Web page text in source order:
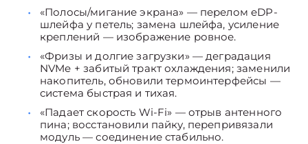
«Полосы/мигание экрана» — перелом eDP-
шлейфа у петель; замена шлейфа, усиление
креплений — изображение ровное.
«Фризы и долгие загрузки» — деградация
NVMe + забитый тракт охлаждения; заменили
накопитель, обновили термоинтерфейсы —
система быстрая и тихая.
«Падает скорость Wi-Fi» — отрыв антенного
пина; восстановили пайку, перепривязали
модуль — соединение стабильно.